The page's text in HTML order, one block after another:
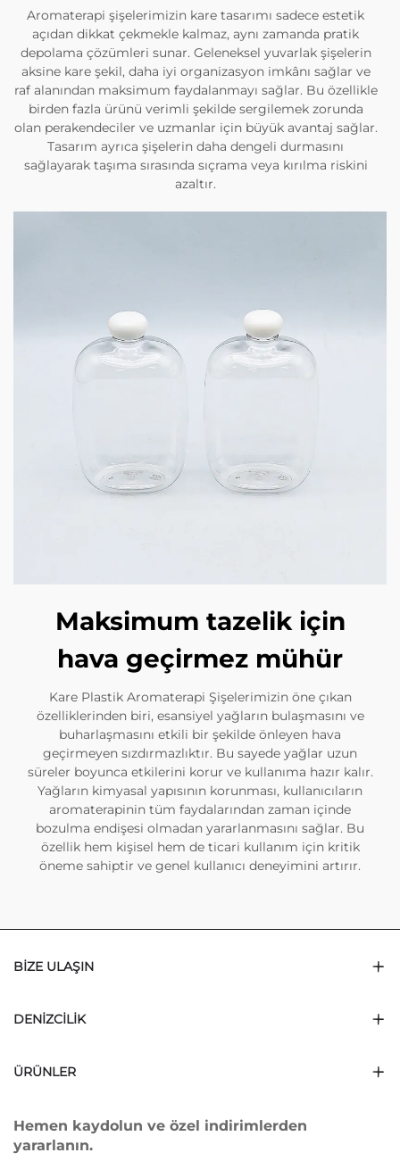
Aromaterapi şişelerimizin kare tasarımı sadece estetik
açıdan dikkat çekmekle kalmaz, aynı zamanda pratik
depolama çözümleri sunar. Geleneksel yuvarlak şişelerin
aksine kare şekil, daha iyi organizasyon imkânı sağlar ve
raf alanından maksimum faydalanmayı sağlar. Bu özellikle
birden fazla ürünü verimli şekilde sergilemek zorunda
olan perakendeciler ve uzmanlar için büyük avantaj sağlar.
Tasarım ayrıca şişelerin daha dengeli durmasını
sağlayarak taşıma sırasında sıçrama veya kırılma riskini
azaltır.
Maksimum tazelik için
hava geçirmez mühür
Kare Plastik Aromaterapi Şişelerimizin öne çıkan
özelliklerinden biri, esansiyel yağların bulaşmasını ve
buharlaşmasını etkili bir şekilde önleyen hava
geçirmeyen sızdırmazlıktır. Bu sayede yağlar uzun
süreler boyunca etkilerini korur ve kullanıma hazır kalır.
Yağların kimyasal yapısının korunması, kullanıcıların
aromaterapinin tüm faydalarından zaman içinde
bozulma endişesi olmadan yararlanmasını sağlar. Bu
özellik hem kişisel hem de ticari kullanım için kritik
öneme sahiptir ve genel kullanıcı deneyimini artırır.
BIZE ULAŞIN
DENIZCILIK
ÜRÜNLER
Hemen kaydolun ve özel indirimlerden
yararlanın.